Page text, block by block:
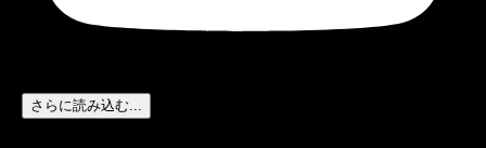
さらに読み込む...